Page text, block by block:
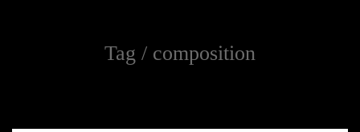
Tag / composition